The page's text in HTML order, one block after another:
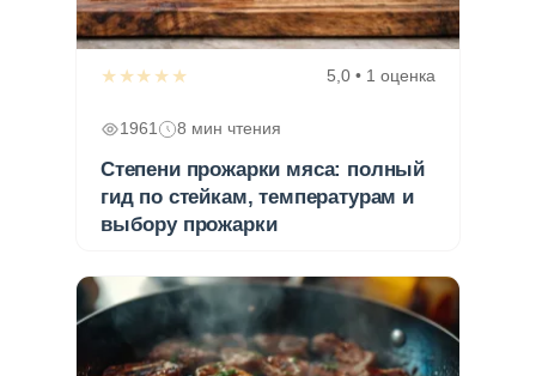
★★★★★ 5,0 • 1 оценка
1961 8 мин чтения
Степени прожарки мяса: полный
гид по стейкам, температурам и
выбору прожарки